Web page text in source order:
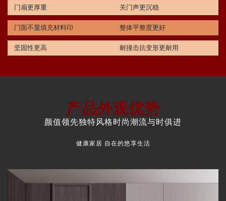
门扇更厚重 关门声更沉稳
门面不显填充材料印 整体平整度更好
坚固性更高 耐撞击抗变形更耐用
产品外观优势
颜值领先独特风格时尚潮流与时俱进
健康家居 自在的悠享生活